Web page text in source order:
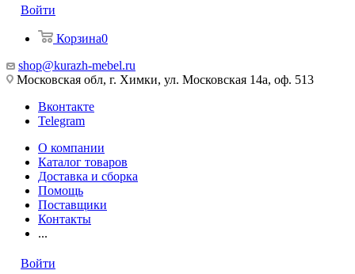
Войти
Корзина0
shop@kurazh-mebel.ru
Московская обл, г. Химки, ул. Московская 14а, оф. 513
Вконтакте
Telegram
О компании
Каталог товаров
Доставка и сборка
Помощь
Поставщики
Контакты
...
Войти